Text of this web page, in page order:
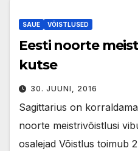
SAUE VÕISTLUSED
Eesti noorte
kutse
30. JUUNI, 2016
Sagittarius on
noorte meistrivõistlusi
osalejad Võistlus toimub